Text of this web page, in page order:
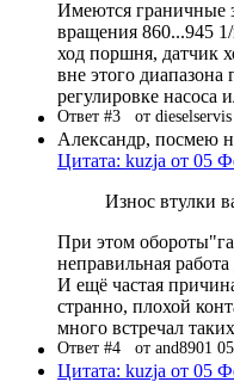
Имеются граничные
вращения 860...945
ход поршня, датчик
вне этого диапазона
регулировке насоса
Ответ #3 от
Александр, посмею
Цитата: kuzja от 05
Износ втулки
При этом
неправильная
И ещё частая
странно, плохой
много встречал
Ответ #4 от and8901
Цитата: kuzja от 05